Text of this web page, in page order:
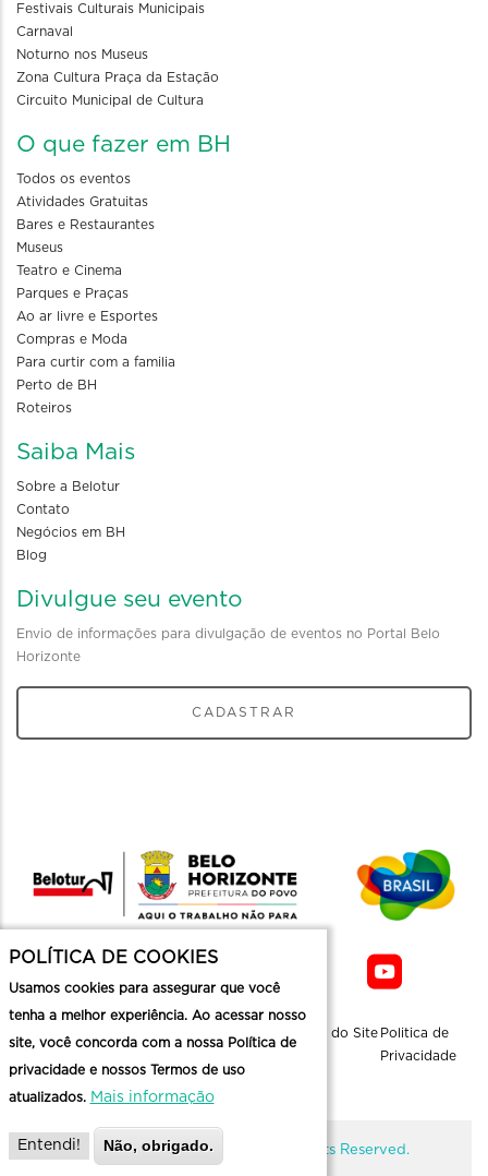
Festivais Culturais Municipais
Carnaval
Noturno nos Museus
Zona Cultura Praça da Estação
Circuito Municipal de Cultura
O que fazer em BH
Todos os eventos
Atividades Gratuitas
Bares e Restaurantes
Museus
Teatro e Cinema
Parques e Praças
Ao ar livre e Esportes
Compras e Moda
Para curtir com a familia
Perto de BH
Roteiros
Saiba Mais
Sobre a Belotur
Contato
Negócios em BH
Blog
Divulgue seu evento
Envio de informações para divulgação de eventos no Portal Belo
Horizonte
CADASTRAR
Mapa do Site Politica de
Privacidade
@ Copyright Belotur 2026. All Rights Reserved.
POLÍTICA DE COOKIES
Usamos cookies para assegurar que você
tenha a melhor experiência. Ao acessar nosso
site, você concorda com a nossa Política de
privacidade e nossos Termos de uso
atualizados. Mais informação
Entendi! Não, obrigado.